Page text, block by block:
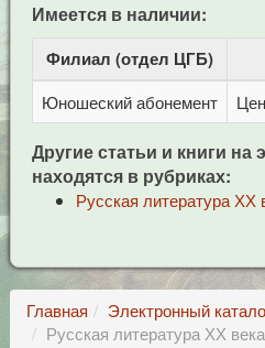
Имеется в наличии:
Филиал (отдел ЦГБ)
Юношеский абонемент
Другие статьи и книги на
находятся в рубриках:
Русская литература ХХ
Главная
Электронный
Русская литература ХХ